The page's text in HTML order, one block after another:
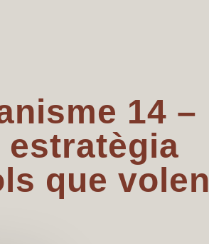
14 –
estratègia
que volen